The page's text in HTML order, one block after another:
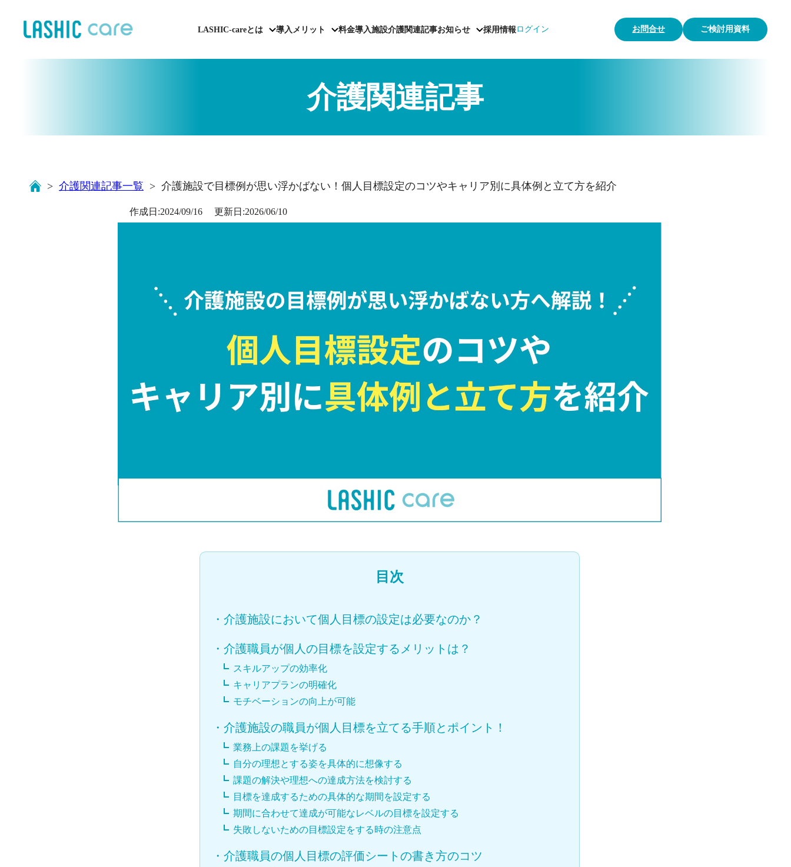
LASHIC-careとは 導入メリット 料金導入施設介護関連記事お知らせ 採用情報 ログイン お問合せ ご検討用資料
介護関連記事
介護関連記事一覧 介護施設で目標例が思い浮かばない！個人目標設定のコツやキャリア別に具体例と立て方を紹介
作成日:2024/09/16 更新日:2026/06/10
目次
・ 介護施設において個人目標の設定は必要なのか？
・ 介護職員が個人の目標を設定するメリットは？
スキルアップの効率化
キャリアプランの明確化
モチベーションの向上が可能
・ 介護施設の職員が個人目標を立てる手順とポイント！
業務上の課題を挙げる
自分の理想とする姿を具体的に想像する
課題の解決や理想への達成方法を検討する
目標を達成するための具体的な期間を設定する
期間に合わせて達成が可能なレベルの目標を設定する
失敗しないための目標設定をする時の注意点
・ 介護職員の個人目標の評価シートの書き方のコツ